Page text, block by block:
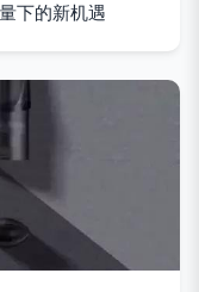
下的新机遇